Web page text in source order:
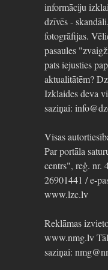
informāciju
dzīvēs -
fotogrāfijas.
pasaules
pats iejusties
aktualitātēm?
Izklaides deva
saziņai:
Visas
Par portāla
centrs", reģ. nr.
26901441 / e-
www.lzc.lv
Reklāmas
www.nmg.lv
saziņai: